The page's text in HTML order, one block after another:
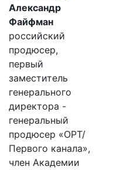
Александр
Файфман
российский
продюсер,
первый
заместитель
генерального
директора -
генеральный
продюсер «ОРТ/
Первого канала»,
член Академии